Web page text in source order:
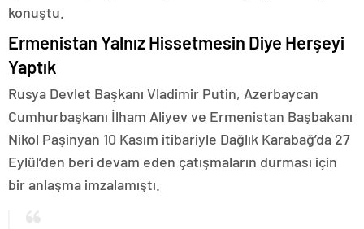
konuştu.
Ermenistan Yalnız Hissetmesin Diye Herşeyi
Yaptık
Rusya Devlet Başkanı Vladimir Putin, Azerbaycan
Cumhurbaşkanı İlham Aliyev ve Ermenistan Başbakanı
Nikol Paşinyan 10 Kasım itibariyle Dağlık Karabağ’da 27
Eylül’den beri devam eden çatışmaların durması için
bir anlaşma imzalamıştı.